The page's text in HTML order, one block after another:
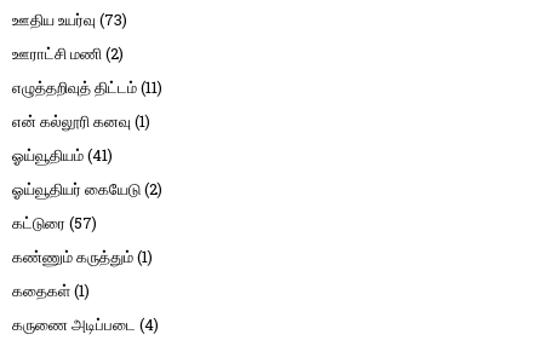
ஊதிய உயர்வு (73)
ஊராட்சி மணி(2)
எழுத்தறிவுத் திட்டம்(11)
என் கல்லூரி கனவு (1)
ஓய்வூதியம்(41)
ஓய்வூதியர் கையேடு(2)
கட்டுரை (57)
கண்ணும் கருத்தும்(1)
கதைகள்(1)
கருணை அடிப்படை (4)